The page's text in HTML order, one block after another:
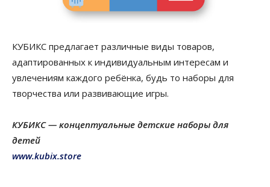
КУБИКС предлагает различные виды товаров,
адаптированных к индивидуальным интересам и
увлечениям каждого ребёнка, будь то наборы для
творчества или развивающие игры.
КУБИКС — концептуальные детские наборы для
детей
www.kubix.store